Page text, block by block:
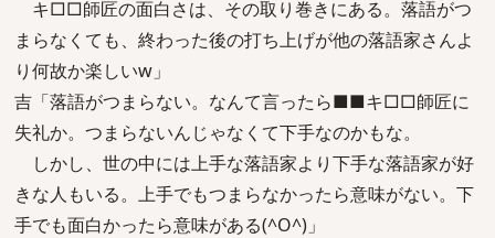
キ□□師匠の面白さは、その取り巻きにある。落語がつ
まらなくても、終わった後の打ち上げが他の落語家さんよ
り何故か楽しいw」
吉「落語がつまらない。なんて言ったら■■キ□□師匠に
失礼か。つまらないんじゃなくて下手なのかもな。
しかし、世の中には上手な落語家より下手な落語家が好
きな人もいる。上手でもつまらなかったら意味がない。下
手でも面白かったら意味がある(^O^)」